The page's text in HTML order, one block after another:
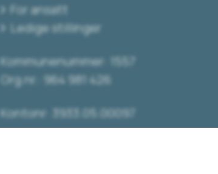
For ansatt
Ledige stillinger
Kommunenummer: 1557
Org.nr.: 964 981 426
Kontonr: 3933.05.00097